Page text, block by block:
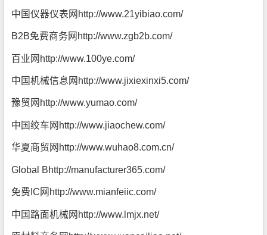
中国仪器仪表网 http://www.21yibiao.com/
B2B免费商务网 http://www.zgb2b.com/
百业网 http://www.100ye.com/
中国机械信息网 http://www.jixiexinxi5.com/
豫贸网 http://www.yumao.com/
中国绞车网 http://www.jiaochew.com/
华夏商贸网 http://www.wuhao8.com.cn/
Global Bhttp://manufacturer365.com/
免费IC网 http://www.mianfeiic.com/
中国路面机械网 http://www.lmjx.net/